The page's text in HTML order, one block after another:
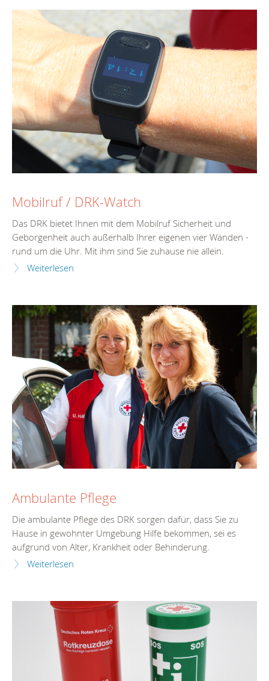
Mobilruf / DRK-Watch
Das DRK bietet Ihnen mit dem Mobilruf Sicherheit und
Geborgenheit auch außerhalb Ihrer eigenen vier Wänden -
rund um die Uhr. Mit ihm sind Sie zuhause nie allein.
Weiterlesen
Ambulante Pflege
Die ambulante Pflege des DRK sorgen dafür, dass Sie zu
Hause in gewohnter Umgebung Hilfe bekommen, sei es
aufgrund von Alter, Krankheit oder Behinderung.
Weiterlesen